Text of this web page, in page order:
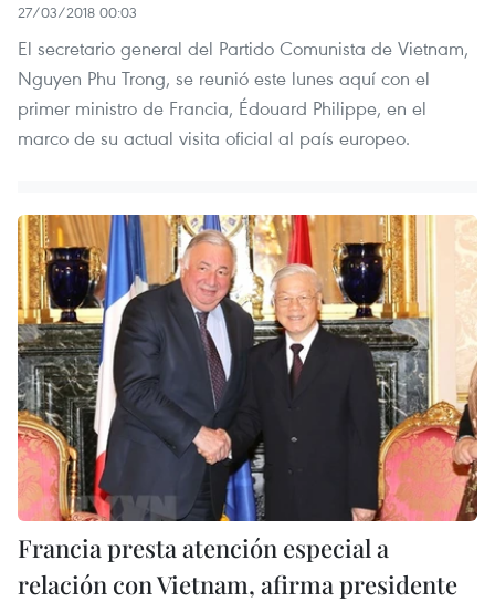
27/03/2018 00:03
El secretario general del Partido Comunista de Vietnam,
Nguyen Phu Trong, se reunió este lunes aquí con el
primer ministro de Francia, Édouard Philippe, en el
marco de su actual visita oficial al país europeo.
Francia presta atención especial a
relación con Vietnam, afirma presidente